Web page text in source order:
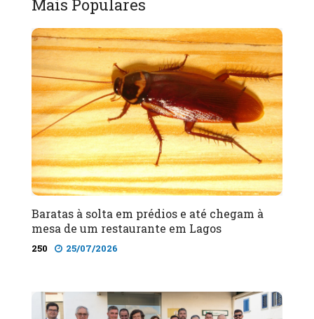
Mais Populares
Baratas à solta em prédios e até chegam à
mesa de um restaurante em Lagos
250 25/07/2026